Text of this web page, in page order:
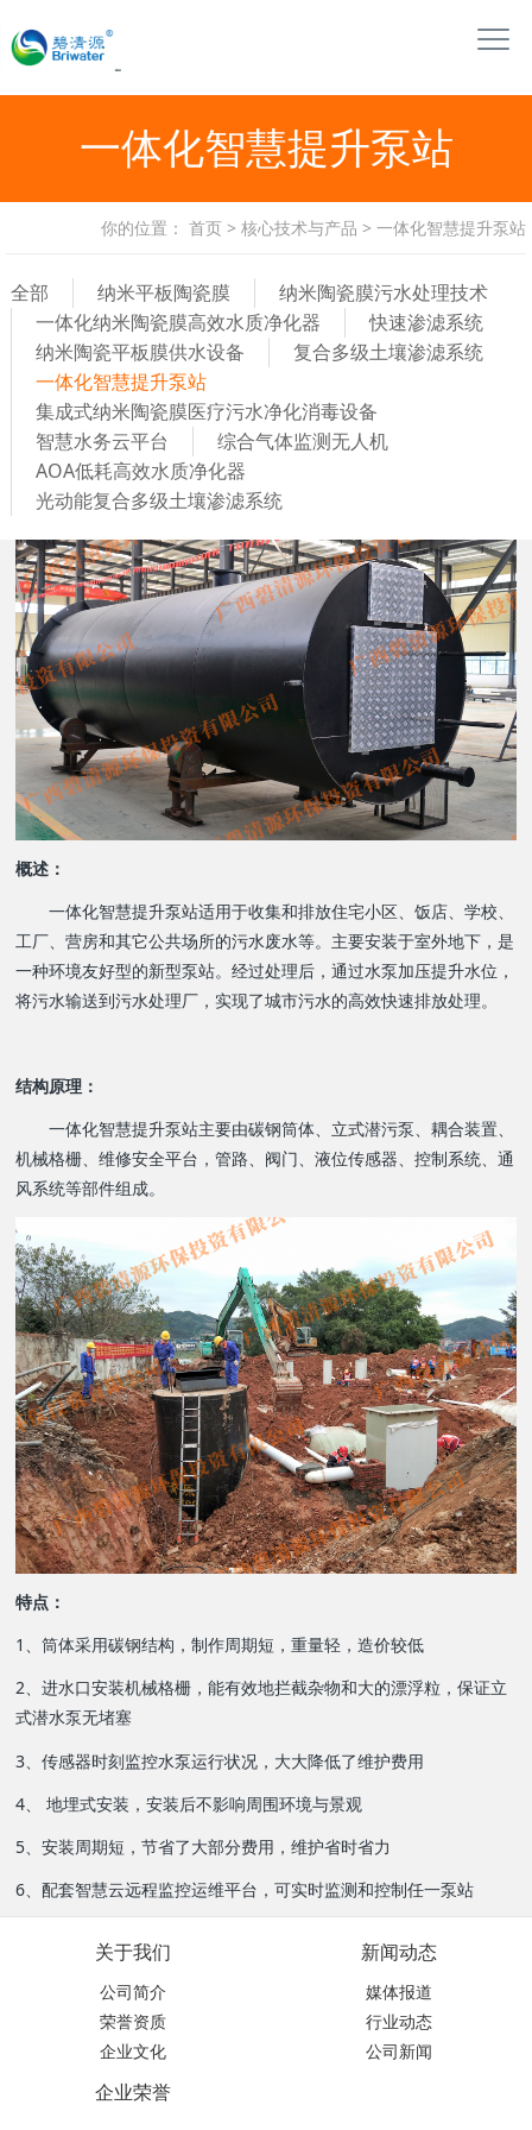
一体化智慧提升泵站
你的位置： 首页 > 核心技术与产品 > 一体化智慧提升泵站
全部 纳米平板陶瓷膜
纳米陶瓷膜污水处理技术
一体化纳米陶瓷膜高效水质净化器
快速渗滤系统
纳米陶瓷平板膜供水设备
复合多级土壤渗滤系统
一体化智慧提升泵站
集成式纳米陶瓷膜医疗污水净化消毒设备
智慧水务云平台
综合气体监测无人机
AOA低耗高效水质净化器
光动能复合多级土壤渗滤系统
概述：
一体化智慧提升泵站适用于收集和排放住宅小区、饭店、学校、
工厂、营房和其它公共场所的污水废水等。主要安装于室外地下，是
一种环境友好型的新型泵站。经过处理后，通过水泵加压提升水位，
将污水输送到污水处理厂，实现了城市污水的高效快速排放处理。
结构原理：
一体化智慧提升泵站主要由碳钢筒体、立式潜污泵、耦合装置、
机械格栅、维修安全平台，管路、阀门、液位传感器、控制系统、通
风系统等部件组成。
特点：
1、筒体采用碳钢结构，制作周期短，重量轻，造价较低
2、进水口安装机械格栅，能有效地拦截杂物和大的漂浮粒，保证立
式潜水泵无堵塞
3、传感器时刻监控水泵运行状况，大大降低了维护费用
4、 地埋式安装，安装后不影响周围环境与景观
5、安装周期短，节省了大部分费用，维护省时省力
6、配套智慧云远程监控运维平台，可实时监测和控制任一泵站
关于我们
公司简介
荣誉资质
企业文化
新闻动态
媒体报道
行业动态
公司新闻
企业荣誉